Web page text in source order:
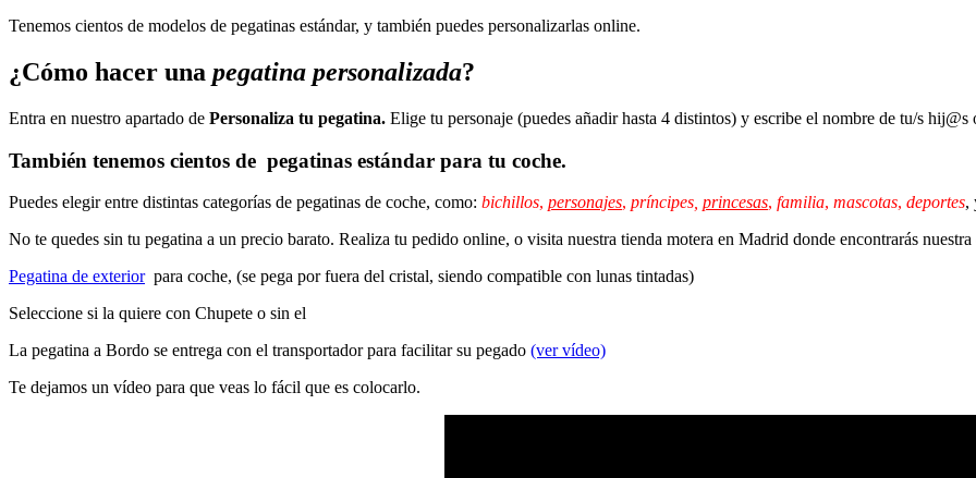
Tenemos cientos de modelos de pegatinas estándar, y también puedes personalizarlas online.
¿Cómo hacer una pegatina personalizada?
Entra en nuestro apartado de Personaliza tu pegatina. Elige tu personaje (puedes añadir hasta 4 distintos) y escribe el nombre de tu/s hij@s
También tenemos cientos de pegatinas estándar para tu coche.
Puedes elegir entre distintas categorías de pegatinas de coche, como: bichillos, personajes, príncipes, princesas, familia, mascotas, deportes,
No te quedes sin tu pegatina a un precio barato. Realiza tu pedido online, o visita nuestra tienda motera en Madrid donde encontrarás
Pegatina de exteriorpara coche, (se pega por fuera del cristal, siendo compatible con lunas tintadas)
Seleccione si la quiere con Chupete o sin el
La pegatina a Bordo se entrega con el transportador para facilitar su pegado (ver vídeo)
Te dejamos un vídeo para que veas lo fácil que es colocarlo.